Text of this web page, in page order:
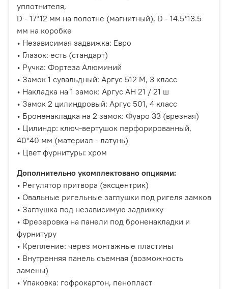
уплотнителя,
D - 17*12 мм на полотне (магнитный), D - 14.5*13.5
мм на коробке
• Независимая задвижка: Евро
• Глазок: есть (стандарт)
• Ручка: Фортеза Алюминий
• Замок 1 сувальдный: Аргус 512 М, 3 класс
• Накладка на 1 замок: Аргус АН 21 / 21 ш
• Замок 2 цилиндровый: Аргус 501, 4 класс
• Броненакладка на 2 замок: Фуаро 33 (врезная)
• Цилиндр: ключ-вертушок перфорированный,
40*40 мм (материал - латунь)
• Цвет фурнитуры: хром
Дополнительно укомплектовано опциями:
• Регулятор притвора (эксцентрик)
• Овальные ригельные заглушки под ригеля замков
• Заглушка под независимую задвижку
• Фрезеровка на панели под броненакладки и
фурнитуру
• Крепление: через монтажные пластины
• Внутренняя панель съемная (возможность
замены)
• Упаковка: гофрокартон, пенопласт